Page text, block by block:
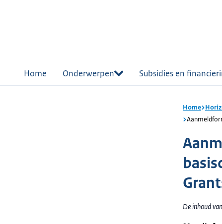
Home Onderwerpen Subsidies en
Home
De inhoud